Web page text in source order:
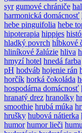
syr gumové chrániče
harmonická domácnosť
hebe pinguifolia hebe
hipoterapia hippies
hladký povrch hĺbkové
hliníkové žalúzie hliva
hmyzí hotel hnedá farba
pH hodváb hojenie rán
horčík horká čokoláda
hospodárna domácnosť
hranatý drez hranolky
smoothie hrubá múka
hrušky hubová nátierka
humor humor lieči